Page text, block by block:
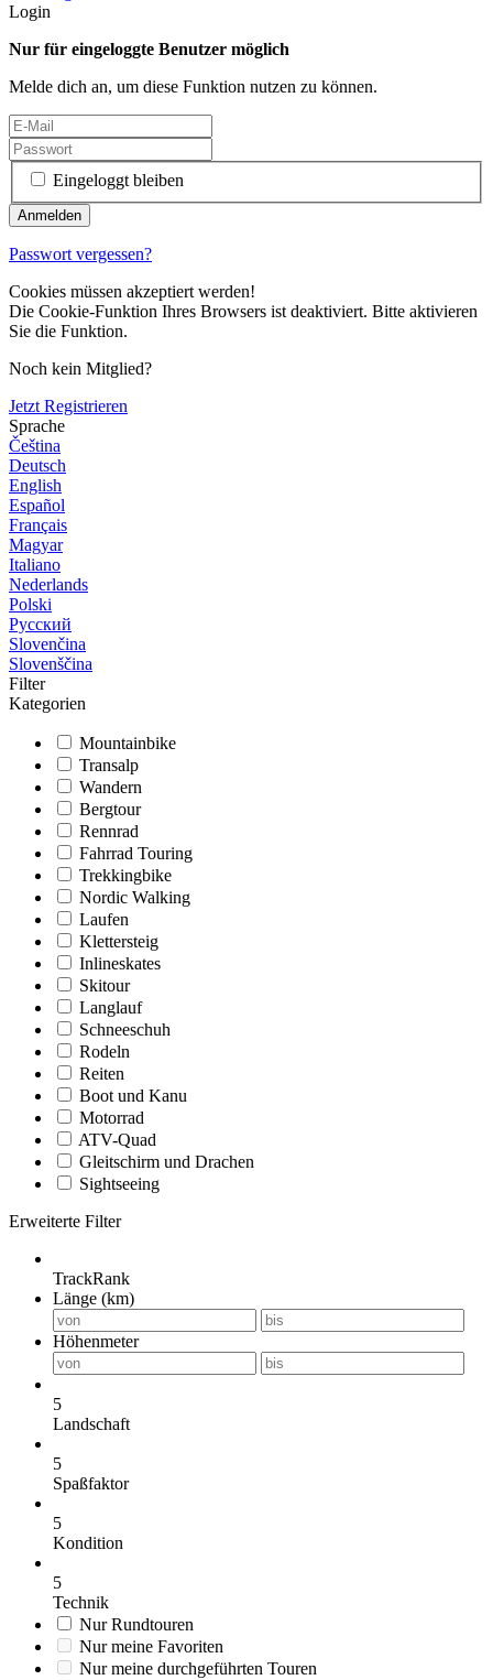
Login
Nur für eingeloggte Benutzer möglich
Melde dich an, um diese Funktion nutzen zu können.
Eingeloggt bleiben
Passwort vergessen?
Cookies müssen akzeptiert werden!
Die Cookie-Funktion Ihres Browsers ist deaktiviert. Bitte aktivieren
Sie die Funktion.
Noch kein Mitglied?
Jetzt Registrieren
Sprache
Čeština
Deutsch
English
Español
Français
Magyar
Italiano
Nederlands
Polski
Русский
Slovenčina
Slovenščina
Filter
Kategorien
Mountainbike
Transalp
Wandern
Bergtour
Rennrad
Fahrrad Touring
Trekkingbike
Nordic Walking
Laufen
Klettersteig
Inlineskates
Skitour
Langlauf
Schneeschuh
Rodeln
Reiten
Boot und Kanu
Motorrad
ATV-Quad
Gleitschirm und Drachen
Sightseeing
Erweiterte Filter
TrackRank
Länge (km)
Höhenmeter
5
Landschaft
5
Spaßfaktor
5
Kondition
5
Technik
Nur Rundtouren
Nur meine Favoriten
Nur meine durchgeführten Touren